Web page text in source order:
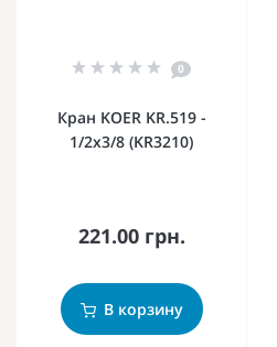
0
Кран KOER KR.519 -
1/2x3/8 (KR3210)
221.00 грн.
В корзину